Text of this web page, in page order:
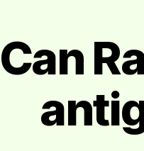
Can